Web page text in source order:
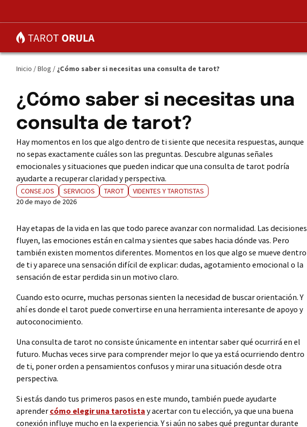
Inicio /Blog / ¿Cómo saber si necesitas una consulta de tarot?
¿Cómo saber si necesitas una
consulta de tarot?
Hay momentos en los que algo dentro de ti siente que necesita respuestas, aunque
no sepas exactamente cuáles son las preguntas. Descubre algunas señales
emocionales y situaciones que pueden indicar que una consulta de tarot podría
ayudarte a recuperar claridad y perspectiva.
CONSEJOS SERVICIOS TAROT
VIDENTES Y TAROTISTAS
20 de mayo de 2026
Hay etapas de la vida en las que todo parece avanzar con normalidad. Las decisiones
fluyen, las emociones están en calma y sientes que sabes hacia dónde vas. Pero
también existen momentos diferentes. Momentos en los que algo se mueve dentro
de ti y aparece una sensación difícil de explicar: dudas, agotamiento emocional o la
sensación de estar perdida sin un motivo claro.
Cuando esto ocurre, muchas personas sienten la necesidad de buscar orientación. Y
ahí es donde el tarot puede convertirse en una herramienta interesante de apoyo y
autoconocimiento.
Una consulta de tarot no consiste únicamente en intentar saber qué ocurrirá en el
futuro. Muchas veces sirve para comprender mejor lo que ya está ocurriendo dentro
de ti, poner orden a pensamientos confusos y mirar una situación desde otra
perspectiva.
Si estás dando tus primeros pasos en este mundo, también puede ayudarte
aprender cómo elegir una tarotista y acertar con tu elección, ya que una buena
conexión influye mucho en la experiencia. Y si aún no sabes qué preguntar durante